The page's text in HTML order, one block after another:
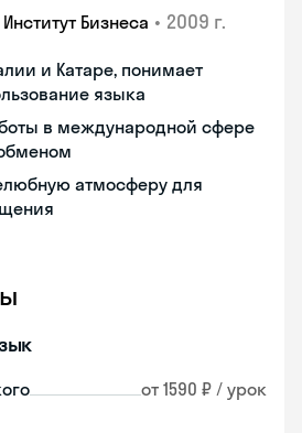
Бизнеса • 2009 г.
и Катаре, понимает
языка
в международной сфере
атмосферу для
от 1590 ₽ / урок